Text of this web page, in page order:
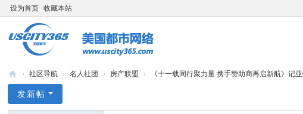
设为首页 收藏本站
s.
› 社区导航 › 名人社团 › 房产联盟 › 《十一载同行聚力量 携手赞助商再启新航》记
发新帖